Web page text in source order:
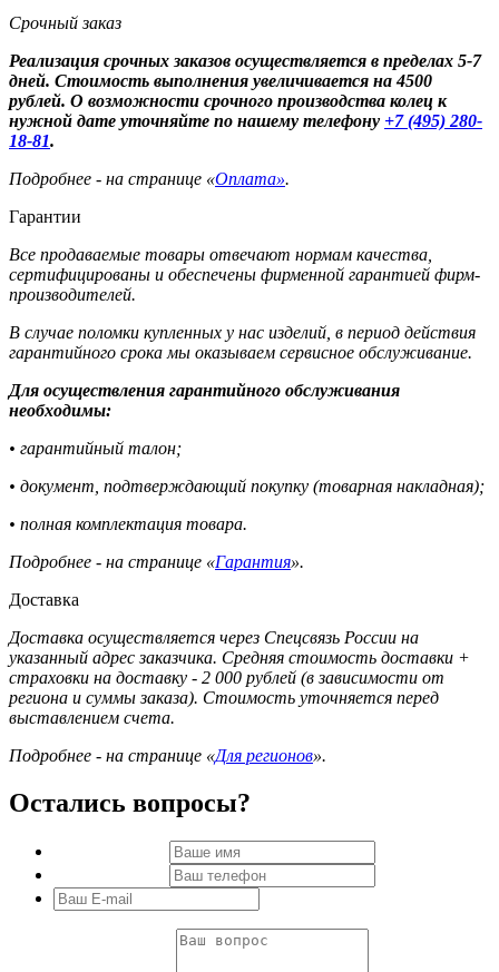
Срочный заказ
Реализация срочных заказов осуществляется в пределах 5-7
дней. Стоимость выполнения увеличивается на 4500
рублей. О возможности срочного производства колец к
нужной дате уточняйте по нашему телефону +7 (495) 280-
18-81.
Подробнее - на странице «Оплата».
Гарантии
Все продаваемые товары отвечают нормам качества,
сертифицированы и обеспечены фирменной гарантией фирм-
производителей.
В случае поломки купленных у нас изделий, в период действия
гарантийного срока мы оказываем сервисное обслуживание.
Для осуществления гарантийного обслуживания
необходимы:
• гарантийный талон;
• документ, подтверждающий покупку (товарная накладная);
• полная комплектация товара.
Подробнее - на странице «Гарантия».
Доставка
Доставка осуществляется через Спецсвязь России на
указанный адрес заказчика. Средняя стоимость доставки +
страховки на доставку - 2 000 рублей (в зависимости от
региона и суммы заказа). Стоимость уточняется перед
выставлением счета.
Подробнее - на странице «Для регионов».
Остались вопросы?